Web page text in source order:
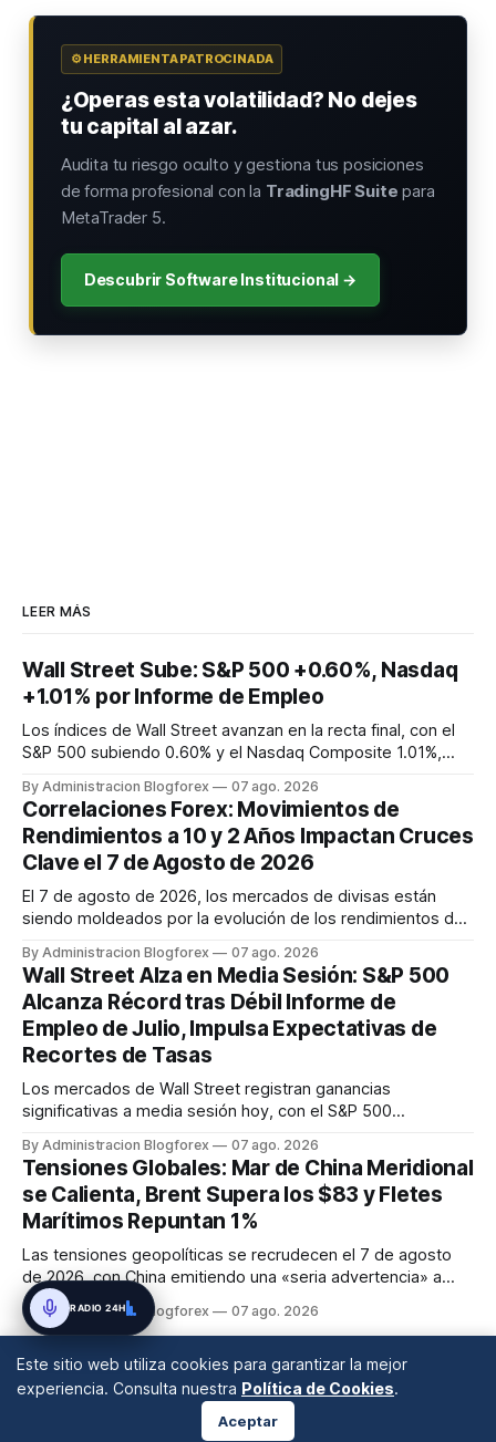
⚙️ HERRAMIENTA PATROCINADA
¿Operas esta volatilidad? No dejes
tu capital al azar.
Audita tu riesgo oculto y gestiona tus posiciones
de forma profesional con la TradingHF Suite para
MetaTrader 5.
Descubrir Software Institucional →
LEER MÁS
Wall Street Sube: S&P 500 +0.60%, Nasdaq
+1.01% por Informe de Empleo
Los índices de Wall Street avanzan en la recta final, con el
S&P 500 subiendo 0.60% y el Nasdaq Composite 1.01%,
de 23,000 puestos en julio, impulsando esperanzas de
recortes de tasas de la Fed.
By Administracion Blogforex 07 ago. 2026
Correlaciones Forex: Movimientos de
Rendimientos a 10 y 2 Años Impactan Cruces
Clave el 7 de Agosto de 2026
El 7 de agosto de 2026, los mercados de divisas están
siendo moldeados por la evolución de los rendimientos de
EE. UU. a 10 años bajan a 4,65% por datos laborales,
mientras que los Bunds alemanes a 10 años suben a 3,14%
por inflación. Los ...
By Administracion Blogforex 07 ago. 2026
Wall Street Alza en Media Sesión: S&P 500
Alcanza Récord tras Débil Informe de
Empleo de Julio, Impulsa Expectativas de
Recortes de Tasas
Los mercados de Wall Street registran ganancias
significativas a media sesión hoy, con el S&P 500
produce tras un informe de empleo de julio más débil de lo
esperado, que refuerza las expectativas de que la Reserva
Federal podría adoptar una ...
By Administracion Blogforex 07 ago. 2026
Tensiones Globales: Mar de China Meridional
se Calienta, Brent Supera los $83 y Fletes
Marítimos Repuntan 1%
Las tensiones geopolíticas se recrudecen el 7 de agosto
de 2026, con China emitiendo una «seria advertencia» a
Filipinas por sus acciones en el Mar de China Meridional, lo
que eleva la inestabilidad regional. Paralelamente, los
y el WT...
By Administracion Blogforex 07 ago. 2026
Este sitio web utiliza cookies para garantizar la mejor
experiencia. Consulta nuestra Política de Cookies.
Aceptar
RADIO 24H